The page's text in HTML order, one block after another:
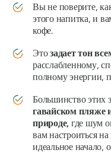
Вы не поверите,
этого напитка, и
кофе.
Этозадает тон
расслабленному,
полному энергии,
Большинство этих
гавайском пляже
природе, где шум
вам настроиться
идеальное начало,